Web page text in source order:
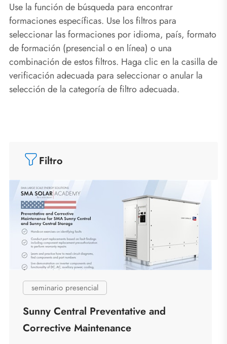
Use la función de búsqueda para encontrar
formaciones específicas. Use los filtros para
seleccionar las formaciones por idioma, país, formato
de formación (presencial o en línea) o una
combinación de estos filtros. Haga clic en la casilla de
verificación adecuada para seleccionar o anular la
selección de la categoría de filtro adecuada.
Filtro
seminario presencial
Sunny Central Preventative and
Corrective Maintenance